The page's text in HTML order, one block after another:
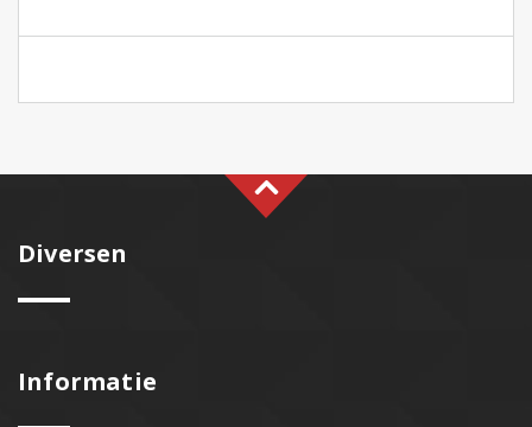
Diversen
Informatie